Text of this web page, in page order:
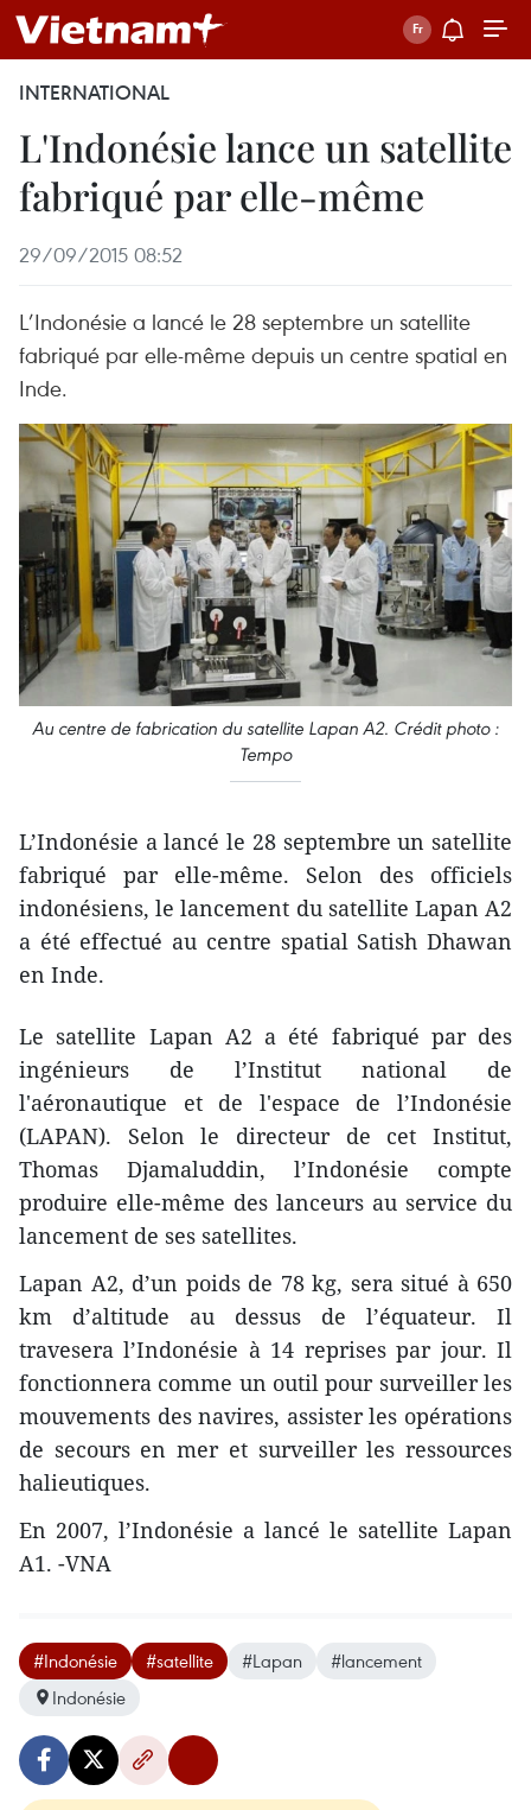
INTERNATIONAL
L'Indonésie lance un satellite
fabriqué par elle-même
29/09/2015 08:52
L’Indonésie a lancé le 28 septembre un satellite
fabriqué par elle-même depuis un centre spatial en
Inde.
Au centre de fabrication du satellite Lapan A2. Crédit photo :
Tempo
L’Indonésie a lancé le 28 septembre un satellite
fabriqué par elle-même. Selon des officiels
indonésiens, le lancement du satellite Lapan A2
a été effectué au centre spatial Satish Dhawan
en Inde.
Le satellite Lapan A2 a été fabriqué par des
ingénieurs de l’Institut national de
l'aéronautique et de l'espace de l’Indonésie
(LAPAN). Selon le directeur de cet Institut,
Thomas Djamaluddin, l’Indonésie compte
produire elle-même des lanceurs au service du
lancement de ses satellites.
Lapan A2, d’un poids de 78 kg, sera situé à 650
km d’altitude au dessus de l’équateur. Il
travesera l’Indonésie à 14 reprises par jour. Il
fonctionnera comme un outil pour surveiller les
mouvements des navires, assister les opérations
de secours en mer et surveiller les ressources
halieutiques.
En 2007, l’Indonésie a lancé le satellite Lapan
A1. -VNA
#Indonésie #satellite #Lapan
#lancement
Indonésie